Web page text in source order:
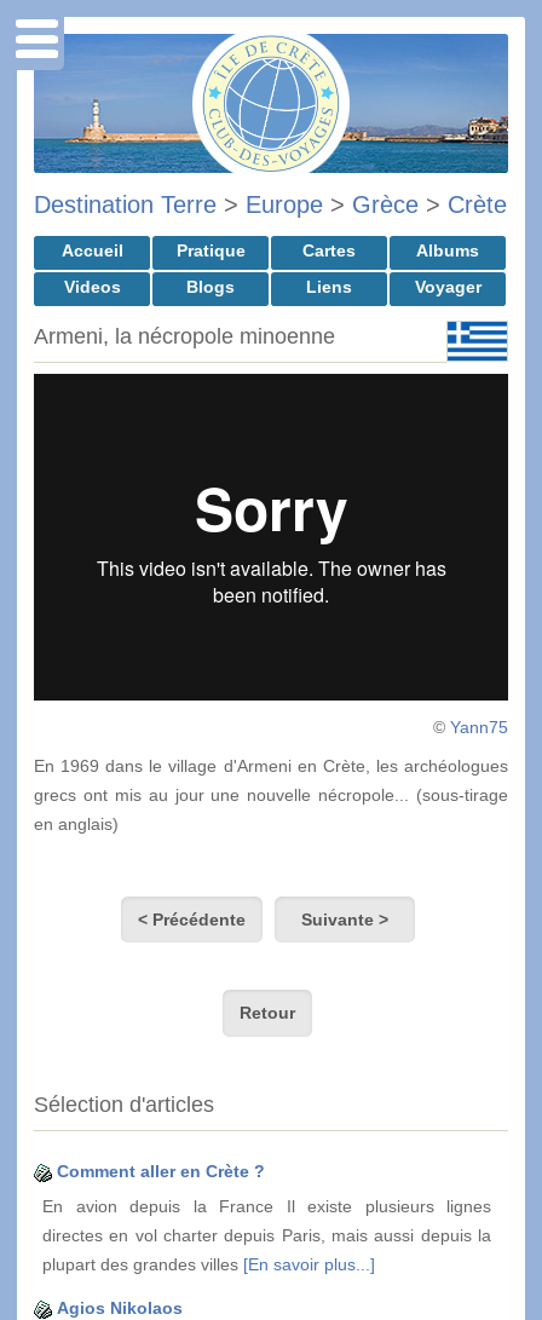
Destination Terre > Europe > Grèce > Crète
Accueil Pratique Cartes
Albums
Videos
Blogs Liens Voyager
Armeni, la nécropole minoenne
© Yann75
En 1969 dans le village d'Armeni en Crète, les archéologues
grecs ont mis au jour une nouvelle nécropole... (sous-tirage
en anglais)
< Précédente Suivante >
Retour
Sélection d'articles
Comment aller en Crète ?
En avion depuis la France Il existe plusieurs lignes
directes en vol charter depuis Paris, mais aussi depuis la
plupart des grandes villes [En savoir plus...]
Agios Nikolaos